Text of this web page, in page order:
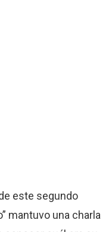
este segundo
mantuvo una charla